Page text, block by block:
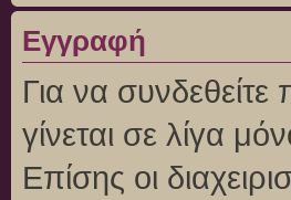
Εγγραφή
Για να
γίνεται σε λίγα
Επίσης οι